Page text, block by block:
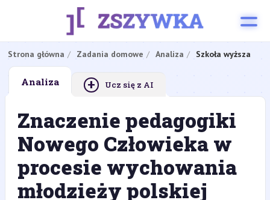
Strona główna Zadania domowe Analiza Szkoła wyższa
Analiza + Ucz się z AI
Znaczenie pedagogiki
Nowego Człowieka w
procesie wychowania
młodzieży polskiej